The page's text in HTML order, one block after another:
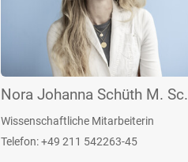
Nora Johanna Schüth M. Sc.
Wissenschaftliche Mitarbeiterin
Telefon: +49 211 542263-45